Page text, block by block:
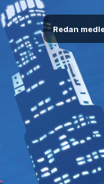
Redan